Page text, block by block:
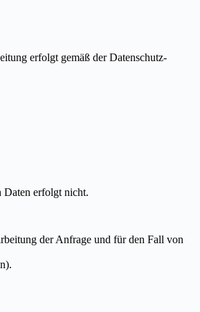
erfolgt gemäß der Datenschutz-
Daten erfolgt nicht.
der Anfrage und für den Fall von